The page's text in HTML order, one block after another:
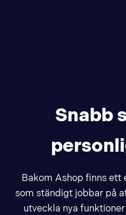
Snabb
Bakom Ashop finns ett
som ständigt jobbar på
utveckla nya